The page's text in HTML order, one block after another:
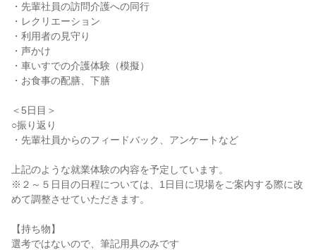
・先輩社員の訪問介護への同行
・レクリエーション
・利用者の見守り
・声かけ
・車いすでの介護体験（模擬）
・お食事の配膳、下膳
＜5日目＞
○振り返り
・先輩社員からのフィードバック、アンケートなど
上記のような就業体験の内容を予定しています。
※２～５日目の日程については、1日目に現場をご案内する際に改
めて調整させていただきます。
【持ち物】
選考ではないので、筆記用具のみです